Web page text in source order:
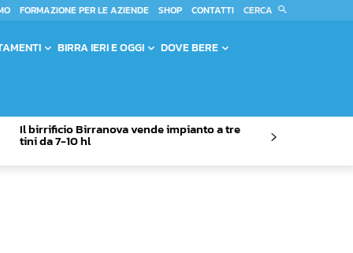
FORMAZIONE PER LE AZIENDE SHOP CONTATTI CERCA
BIRRA IERI E OGGI DOVE BERE
Il birrificio Birranova vende impianto a tre
tini da 7-10 hl